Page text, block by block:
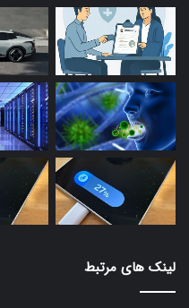
لینک های مرتبط